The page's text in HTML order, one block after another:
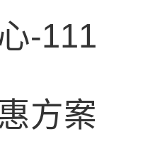
-111
方案